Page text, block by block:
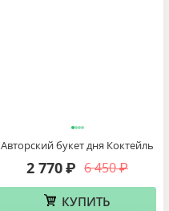
Авторский букет дня Коктейль
6 450 ₽
2 770₽
КУПИТЬ